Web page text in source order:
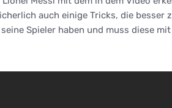
auch einige Tricks, die besser
Spieler haben und muss diese mit